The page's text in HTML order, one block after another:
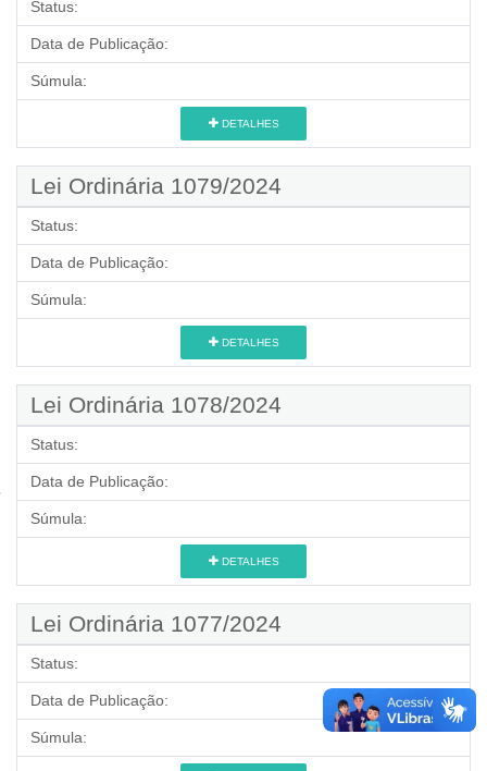
Status:
Data de Publicação:
Súmula:
DETALHES
Lei Ordinária 1079/2024
Status:
Data de Publicação:
Súmula:
DETALHES
Lei Ordinária 1078/2024
Status:
Data de Publicação:
Súmula:
DETALHES
Lei Ordinária 1077/2024
Status:
Data de Publicação:
Súmula: